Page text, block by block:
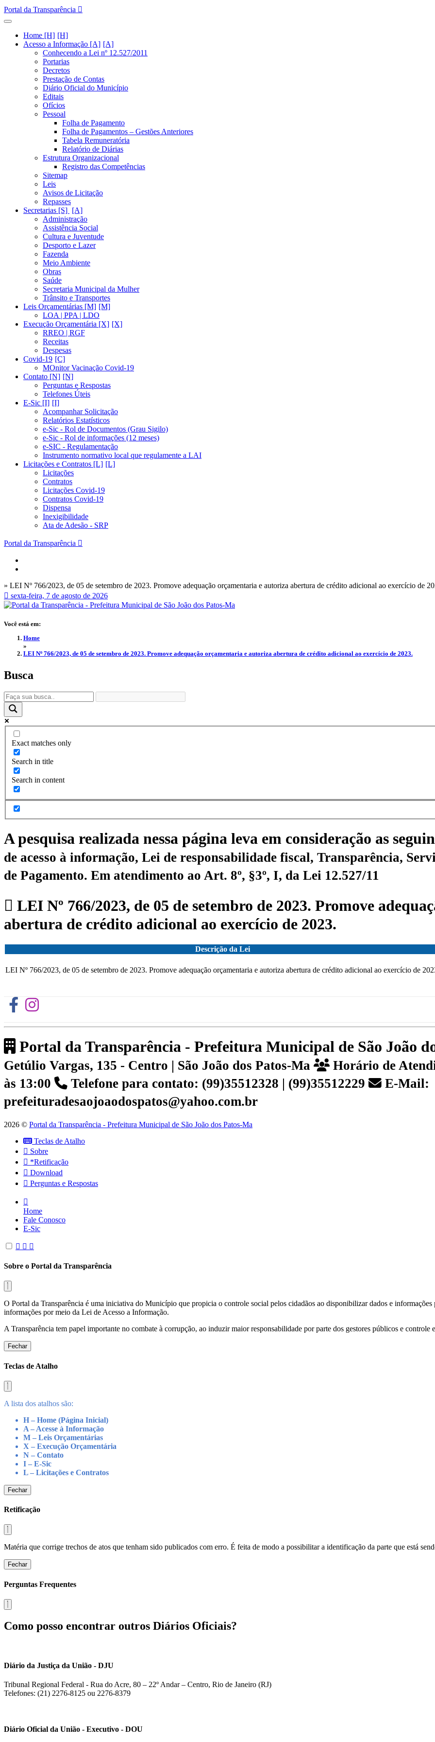
Portal da Transparência
Home [H]
Acesso a Informação [A]
Conhecendo a Lei nº 12.527/2011
Portarias
Decretos
Prestação de Contas
Diário Oficial do Município
Editais
Ofícios
Pessoal
Folha de Pagamento
Folha de Pagamentos – Gestões Anteriores
Tabela Remuneratória
Relatório de Diárias
Estrutura Organizacional
Registro das Competências
Sitemap
Leis
Avisos de Licitação
Repasses
Secretarias [S]
Administração
Assistência Social
Cultura e Juventude
Desporto e Lazer
Fazenda
Meio Ambiente
Obras
Saúde
Secretaria Municipal da Mulher
Trânsito e Transportes
Leis Orçamentárias [M]
LOA | PPA | LDO
Execução Orçamentária [X]
RREO | RGF
Receitas
Despesas
Covid-19
MOnitor Vacinação Covid-19
Contato [N]
Perguntas e Respostas
Telefones Úteis
E-Sic [I]
Acompanhar Solicitação
Relatórios Estatísticos
e-Sic - Rol de Documentos (Grau Sigilo)
e-Sic - Rol de informações (12 meses)
e-SIC - Regulamentação
Instrumento normativo local que regulamente a LAI
Licitações e Contratos [L]
Licitações
Contratos
Licitações Covid-19
Contratos Covid-19
Dispensa
Inexigibilidade
Ata de Adesão - SRP
Portal da Transparência
» LEI Nº 766/2023, de 05 de setembro de 2023. Promove adequação orçamentaria e autoriza abertura de crédito adicional ao exercício de
sexta-feira, 7 de agosto de 2026
Você está em:
Home
»
LEI Nº 766/2023, de 05 de setembro de 2023. Promove adequação orçamentaria e autoriza abertura de crédito adicional ao exercício de 2023.
Busca
Exact matches only
Search in title
Search in content
A pesquisa realizada nessa página leva em consideração as
de acesso à informação, Lei de responsabilidade fiscal, Transparência,
de Pagamento. Em atendimento ao Art. 8º, §3º, I, da Lei 12.527/11
LEI Nº 766/2023, de 05 de setembro de 2023. Promove
abertura de crédito adicional ao exercício de 2023.
Descrição da Lei
LEI Nº 766/2023, de 05 de setembro de 2023. Promove adequação orçamentaria e autoriza abertura de crédito adicional ao exercício de
Portal da Transparência - Prefeitura Municipal de São João
Getúlio Vargas, 135 - Centro | São João dos Patos-Ma
Horário de
às 13:00
Telefone para contato: (99)35512328 | (99)35512229
E-Mail:
prefeituradesaojoaodospatos@yahoo.com.br
2026 © Portal da Transparência - Prefeitura Municipal de São João dos Patos-Ma
Teclas de Atalho
Sobre
*Retificação
Download
Perguntas e Respostas
Home
Fale Conosco
E-Sic
Sobre o Portal da Transparência
O Portal da Transparência é uma iniciativa do Município que propicia o controle social pelos cidadãos ao disponibilizar dados e
informações por meio da Lei de Acesso a Informação.
A Transparência tem papel importante no combate à corrupção, ao induzir maior responsabilidade por parte dos gestores públicos e controle
Fechar
Teclas de Atalho
A lista dos atalhos são:
H – Home (Página Inicial)
A – Acesse à Informação
M – Leis Orçamentárias
X – Execução Orçamentária
N – Contato
I – E-Sic
L – Licitações e Contratos
Fechar
Retificação
Matéria que corrige trechos de atos que tenham sido publicados com erro. É feita de modo a possibilitar a identificação da parte que está
Fechar
Perguntas Frequentes
Como posso encontrar outros Diários Oficiais?
Diário da Justiça da União - DJU
Tribunal Regional Federal - Rua do Acre, 80 – 22º Andar – Centro, Rio de Janeiro (RJ)
Telefones: (21) 2276-8125 ou 2276-8379
Diário Oficial da União - Executivo - DOU